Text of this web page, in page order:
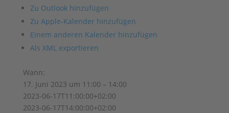
Zu Outlook hinzufügen
Zu Apple-Kalender hinzufügen
Einem anderen Kalender hinzufügen
Als XML exportieren
Wann:
17. Juni 2023 um 11:00 – 14:00
2023-06-17T11:00:00+02:00
2023-06-17T14:00:00+02:00